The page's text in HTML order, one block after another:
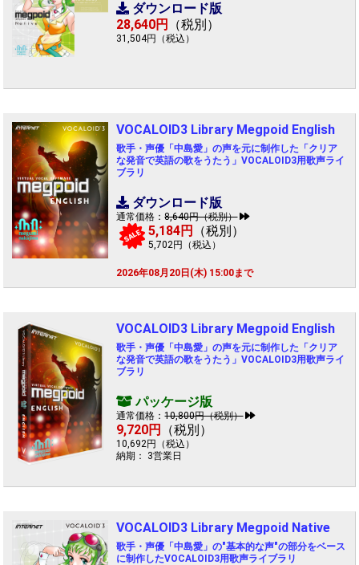
ダウンロード版
28,640円
（税別）
31,504円（税込）
VOCALOID3 Library Megpoid English
歌手・声優「中島愛」の声を元に制作した「クリア
な発音で英語の歌をうたう」VOCALOID3用歌声ライ
ブラリ
ダウンロード版
通常価格：8,640円（税別）
SALE 5,184円 （税別）
5,702円（税込）
2026年08月20日(木) 15:00まで
VOCALOID3 Library Megpoid English
歌手・声優「中島愛」の声を元に制作した「クリア
な発音で英語の歌をうたう」VOCALOID3用歌声ライ
ブラリ
パッケージ版
通常価格：10,800円（税別）
9,720円 （税別）
10,692円（税込）
納期： 3営業日
VOCALOID3 Library Megpoid Native
歌手・声優「中島愛」の"基本的な声"の部分をベース
に制作したVOCALOID3用歌声ライブラリ